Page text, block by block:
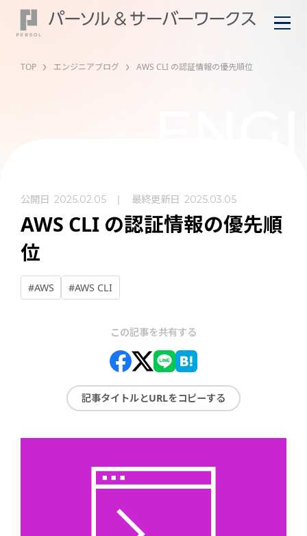
TOP エンジニアブログ AWS CLI の認証情報の優先順位
公開日 2025.02.05 最終更新日 2025.03.05
AWS CLI の認証情報の優先順
位
#AWS #AWS CLI
この記事を共有する
記事タイトルとURLをコピーする